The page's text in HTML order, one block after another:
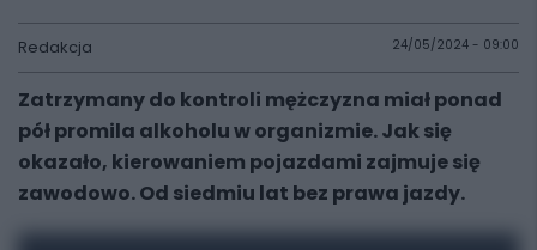
Redakcja 24/05/2024 - 09:00
Zatrzymany do kontroli mężczyzna miał ponad
pół promila alkoholu w organizmie. Jak się
okazało, kierowaniem pojazdami zajmuje się
zawodowo. Od siedmiu lat bez prawa jazdy.